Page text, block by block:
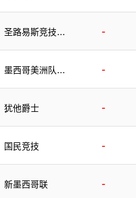
圣路易斯竞技女
-
墨西哥美洲队女
-
犹他爵士 -
国民竞技 -
新墨西哥联 -